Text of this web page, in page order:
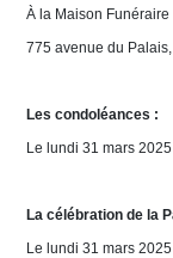
À la Maison
775 avenue du
Les condoléances :
Le lundi 31 mars
La célébration de la
Le lundi 31 mars